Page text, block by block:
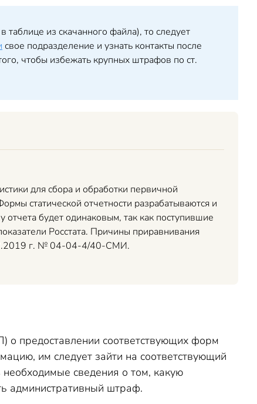
таблице из скачанного файла), то следует
свое подразделение и узнать контакты после
чтобы избежать крупных штрафов по ст.
для сбора и обработки первичной
статической отчетности разрабатываются и
будет одинаковым, так как поступившие
Росстата. Причины приравнивания
г. № 04-04-4/40-СМИ.
о предоставлении соответствующих форм
им следует зайти на соответствующий
сведения о том, какую
административный штраф.